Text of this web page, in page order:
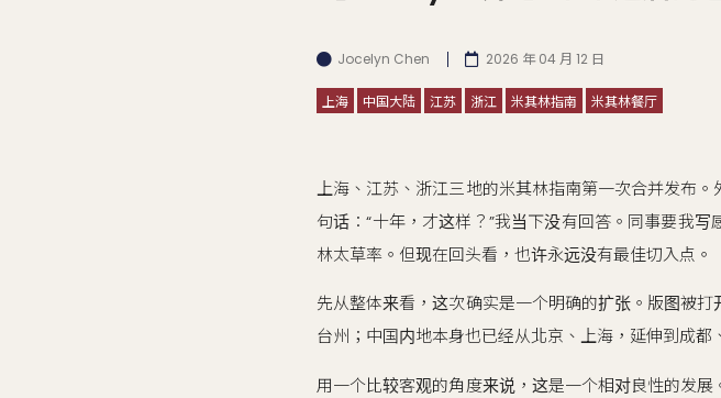
Jocelyn Chen 2026 年 04 月 12 日
上海 中国大陆 江苏 浙江 米其林指南 米其林餐厅
上海、江苏、浙江三地的米其林指南第一次合并发布
句话：“十年，才这样？”我当下没有回答。同事要我
林太草率。但现在回头看，也许永远没有最佳切入点。
先从整体来看，这次确实是一个明确的扩张。版图被
台州；中国内地本身也已经从北京、上海，延伸到成都
用一个比较客观的角度来说，这是一个相对良性的发